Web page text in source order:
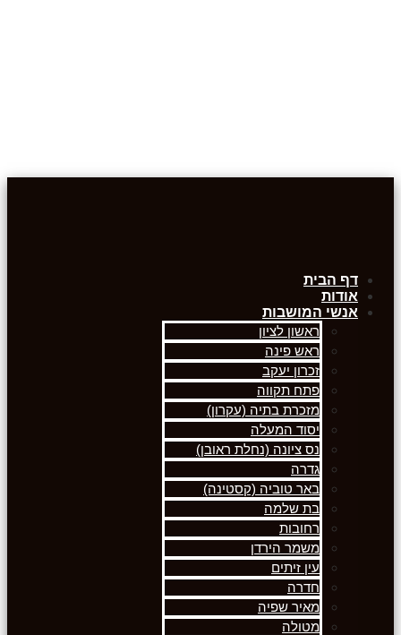
דף הבית
אודות
אנשי המושבות
ראשון לציון
ראש פינה
זכרון יעקב
פתח תקווה
מזכרת בתיה (עקרון)
יסוד המעלה
נס ציונה (נחלת ראובן)
גדרה
באר טוביה (קסטינה)
בת שלמה
רחובות
משמר הירדן
עין זיתים
חדרה
מאיר שפיה
מטולה